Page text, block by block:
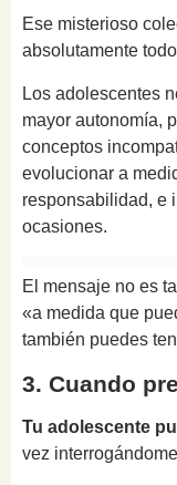
Ese misterioso
absolutamente
Los adolescentes
mayor autonomía,
conceptos
evolucionar a
responsabilidad, e
ocasiones.
El mensaje no es
«a medida que
también puedes
3. Cuando
Tu adolescente
vez